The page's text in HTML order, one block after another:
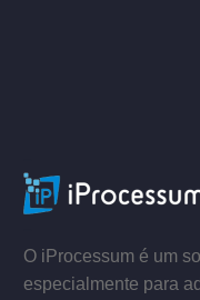
O iProcessum é um
especialmente para